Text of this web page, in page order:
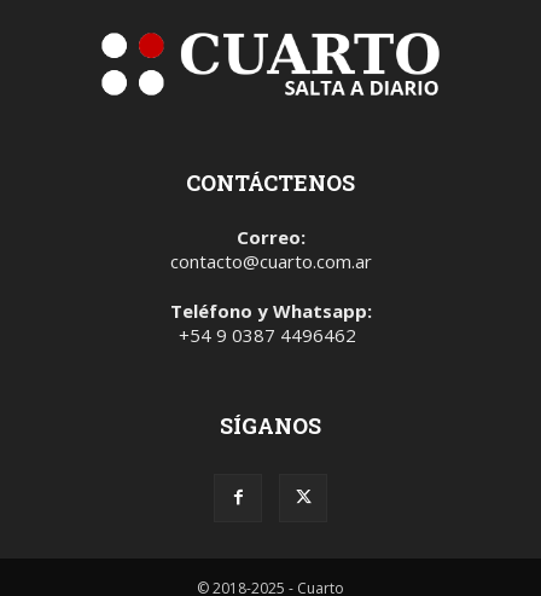
CONTÁCTENOS
Correo:
contacto@cuarto.com.ar
Teléfono y Whatsapp:
+54 9 0387 4496462
SÍGANOS
© 2018-2025 - Cuarto